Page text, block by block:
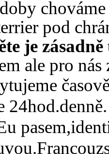
pod
je zásadně
ale pro nás
e